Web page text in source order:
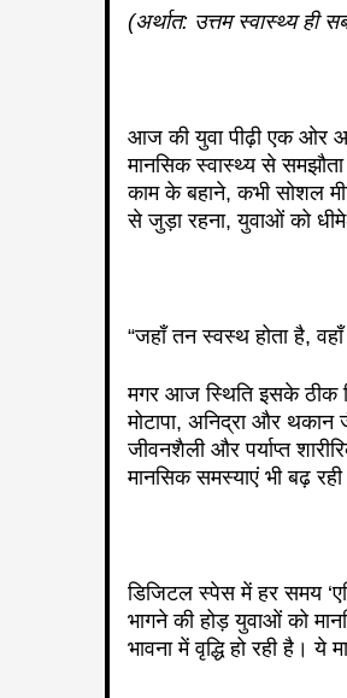
(अर्थात: उत्तम स्वास्थ्य ही
आज की युवा पीढ़ी एक ओर
मानसिक स्वास्थ्य से
काम के बहाने, कभी सोशल
से जुड़ा रहना, युवाओं को
“जहाँ तन स्वस्थ होता है,
मगर आज स्थिति इसके ठीक
मोटापा, अनिद्रा और
जीवनशैली और पर्याप्त
मानसिक समस्याएं भी बढ़
डिजिटल स्पेस में हर समय
भागने की होड़ युवाओं को
भावना में वृद्धि हो रही है। ये